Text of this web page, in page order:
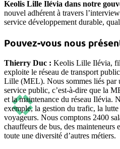
Keolis Lille Ilévia dans notre
nouvel adhérent à travers
service développement durable,
Pouvez-vous nous
Thierry Duc : Keolis Lille Ilévia,
exploite le réseau de transport
Lille (MEL). Nous sommes liés par
service public, c’est-à-dire que la
et la maintenance du réseau Ilévia.
exemple, la gestion du trafic, la
voyageurs. Nous comptons 2400
chauffeurs de bus, des mainteneurs
toute une diversité d’autres métiers.